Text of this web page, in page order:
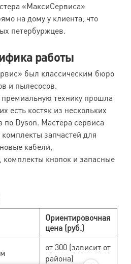
«МаксиСервиса»
на дому у клиента, что
петербуржцев.
работы
был классическим бюро
и пылесосов.
технику прошла
есть костяк из нескольких
по Dyson. Мастера сервиса
запчастей для
кабели,
комплекты кнопок и запасные
Ориентировочная
цена (руб.)
от 300 (зависит от
района)